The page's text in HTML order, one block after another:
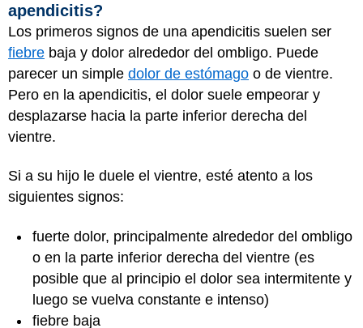
apendicitis?
Los primeros signos de una apendicitis suelen ser
fiebre baja y dolor alrededor del ombligo. Puede
parecer un simple dolor de estómago o de vientre.
Pero en la apendicitis, el dolor suele empeorar y
desplazarse hacia la parte inferior derecha del
vientre.
Si a su hijo le duele el vientre, esté atento a los
siguientes signos:
fuerte dolor, principalmente alrededor del ombligo
o en la parte inferior derecha del vientre (es
posible que al principio el dolor sea intermitente y
luego se vuelva constante e intenso)
fiebre baja